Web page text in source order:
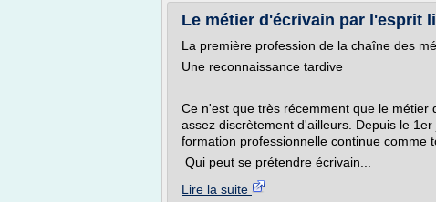
Le métier d'écrivain par l'esprit
La première profession de la chaîne des
Une reconnaissance tardive
Ce n'est que très récemment que le
assez discrètement d'ailleurs. Depuis le
formation professionnelle continue comme
Qui peut se prétendre écrivain...
Lire la suite